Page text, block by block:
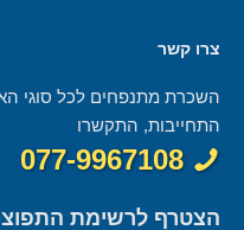
צרו קשר
השכרת מתנפחים לכל סוגי
התחייבות, התקשרו
077-9967108
הצטרף לרשימת